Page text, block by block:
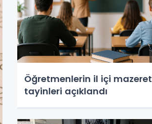
Öğretmenlerin il içi mazeret
tayinleri açıklandı